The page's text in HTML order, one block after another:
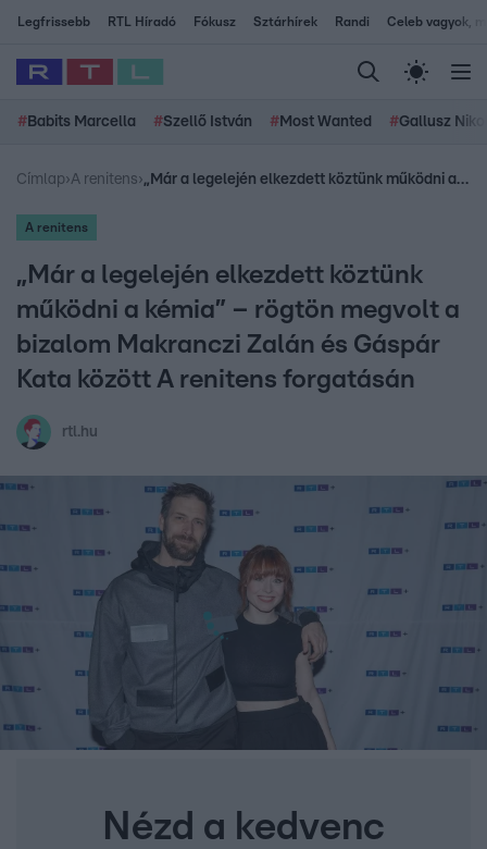
Legfrissebb RTL Híradó Fókusz Sztárhírek Randi Celeb vagyok,
# Babits Marcella #Szellő István # Most Wanted #Gallusz
Címlap›A renitens› „Már a legelején elkezdett köztünk működni a kémia” – rögtön megvolt a bizalom Makranczi Zalán és Gáspár Kata között A renitens forgatásán
A renitens
„Már a legelején elkezdett köztünk
működni a kémia” – rögtön megvolt a
bizalom Makranczi Zalán és Gáspár
Kata között A renitens forgatásán
rtl.hu
Nézd a kedvenc